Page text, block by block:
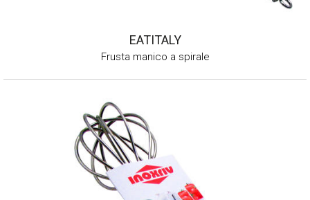
EATITALY
Frusta manico a spirale